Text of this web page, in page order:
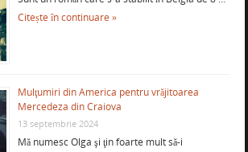
Citește în continuare »
Mulţumiri din America pentru vrăjitoarea
Mercedeza din Craiova
13 septembrie 2024
Mă numesc Olga şi ţin foarte mult să-i